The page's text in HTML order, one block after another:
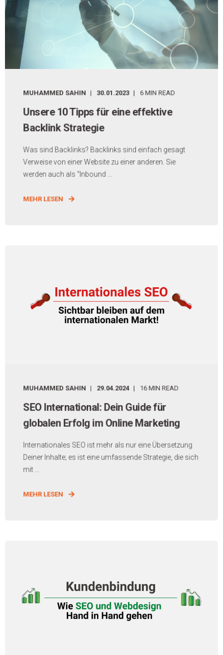
MUHAMMED SAHIN 30.01.2023 6 MIN READ
Unsere 10 Tipps für eine effektive
Backlink Strategie
Was sind Backlinks? Backlinks sind einfach gesagt
Verweise von einer Website zu einer anderen. Sie
werden auch als “Inbound ...
MEHR LESEN
MUHAMMED SAHIN 29.04.2024 16 MIN READ
SEO International: Dein Guide für
globalen Erfolg im Online Marketing
Internationales SEO ist mehr als nur eine Übersetzung
Deiner Inhalte; es ist eine umfassende Strategie, die sich
mit ...
MEHR LESEN